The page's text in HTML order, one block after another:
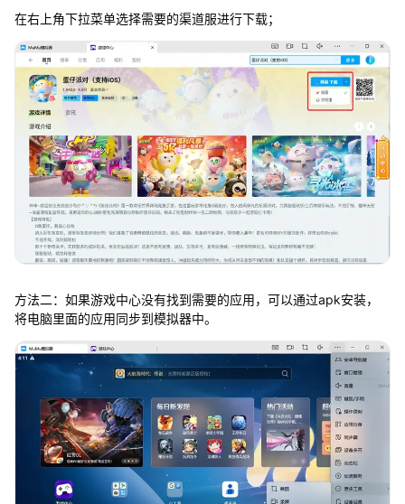
在右上角下拉菜单选择需要的渠道服进行下载；
方法二：如果游戏中心没有找到需要的应用，可以通过apk安装，
将电脑里面的应用同步到模拟器中。